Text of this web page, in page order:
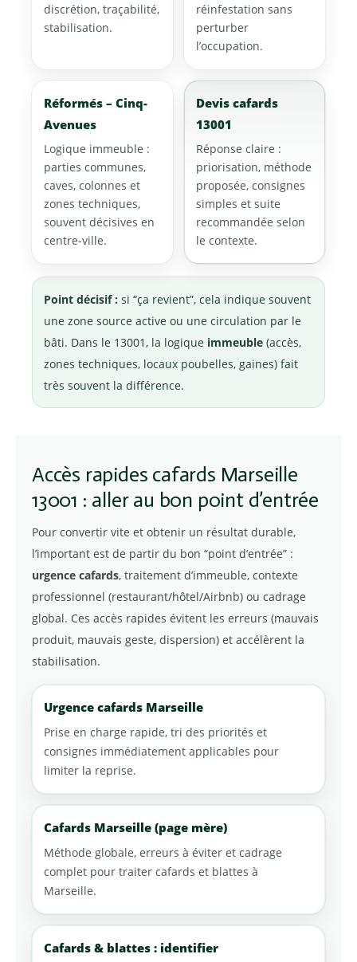
discrétion, traçabilité,
stabilisation.
réinfestation sans
perturber
l’occupation.
Réformés – Cinq-
Avenues
Logique immeuble :
parties communes,
caves, colonnes et
zones techniques,
souvent décisives en
centre-ville.
Devis cafards
13001
Réponse claire :
priorisation, méthode
proposée, consignes
simples et suite
recommandée selon
le contexte.
Point décisif : si “ça revient”, cela indique souvent
une zone source active ou une circulation par le
bâti. Dans le 13001, la logique immeuble (accès,
zones techniques, locaux poubelles, gaines) fait
très souvent la différence.
Accès rapides cafards Marseille
13001 : aller au bon point d’entrée
Pour convertir vite et obtenir un résultat durable,
l’important est de partir du bon “point d’entrée” :
urgence cafards, traitement d’immeuble, contexte
professionnel (restaurant/hôtel/Airbnb) ou cadrage
global. Ces accès rapides évitent les erreurs (mauvais
produit, mauvais geste, dispersion) et accélèrent la
stabilisation.
Urgence cafards Marseille
Prise en charge rapide, tri des priorités et
consignes immédiatement applicables pour
limiter la reprise.
Cafards Marseille (page mère)
Méthode globale, erreurs à éviter et cadrage
complet pour traiter cafards et blattes à
Marseille.
Cafards & blattes : identifier